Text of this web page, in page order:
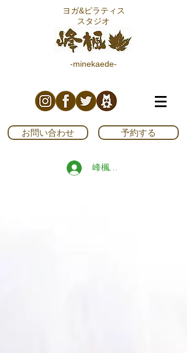
ヨガ&ピラティス
スタジオ
-minekaede-
お問い合わせ 予約する
峰楓ブログ読者登録する